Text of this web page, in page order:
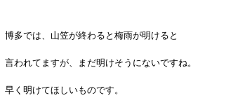
博多では、山笠が終わると梅雨が明けると
言われてますが、まだ明けそうにないですね。
早く明けてほしいものです。